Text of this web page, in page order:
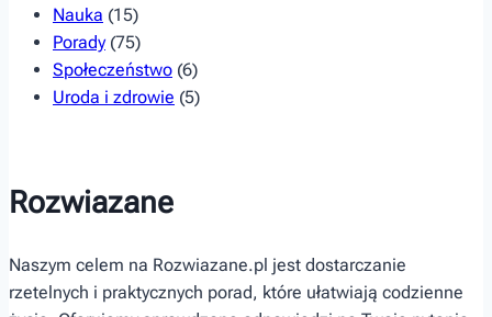
Nauka (15)
Porady(75)
Społeczeństwo (6)
Uroda i zdrowie (5)
Rozwiazane
Naszym celem na Rozwiazane.pl jest dostarczanie
rzetelnych i praktycznych porad, które ułatwiają codzienne